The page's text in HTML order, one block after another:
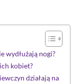
wydłużają nogi?
kobiet?
działają na